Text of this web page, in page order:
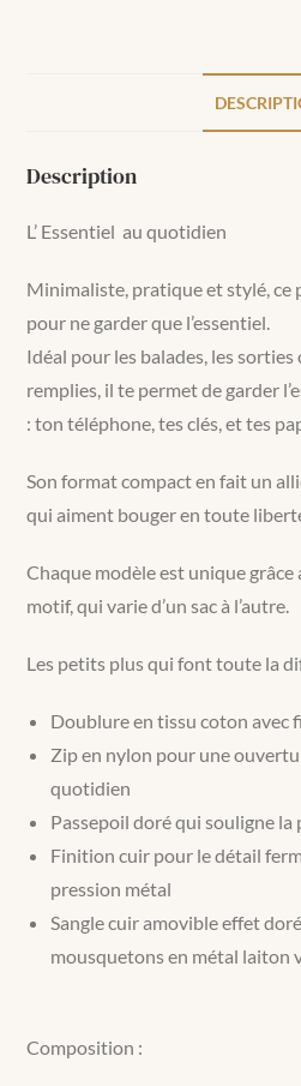
Description
L’ Essentiel au quotidien
Minimaliste, pratique et stylé, ce
pour ne garder que l’essentiel.
Idéal pour les balades, les
remplies, il te permet de garder
: ton téléphone, tes clés, et tes
Son format compact en fait un
qui aiment bouger en toute
Chaque modèle est unique
motif, qui varie d’un sac à l’autre.
Les petits plus qui font toute la
Doublure en tissu coton avec
Zip en nylon pour une
quotidien
Passepoil doré qui souligne la
Finition cuir pour le détail
pression métal
Sangle cuir amovible effet
mousquetons en métal laiton
Composition :